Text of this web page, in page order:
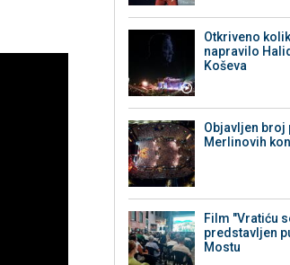
Otkriveno
napravilo
Koševa
Objavljen
Merlinovih
Film "Vratiću
predstavljen
Mostu